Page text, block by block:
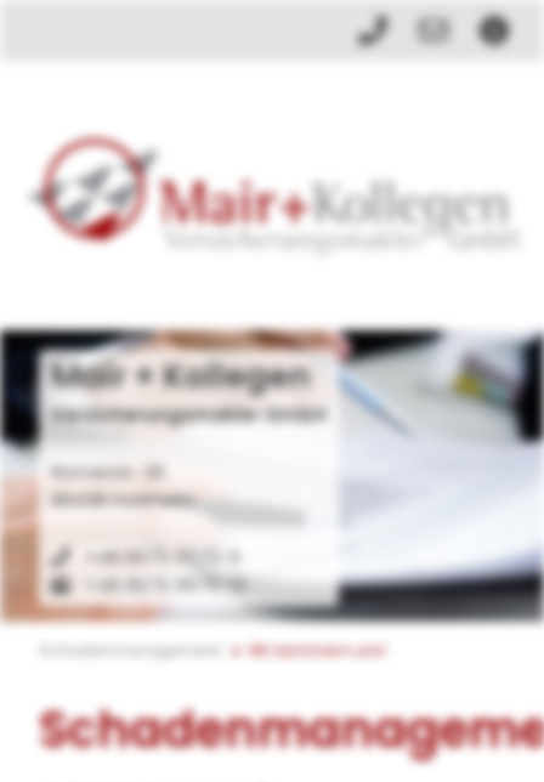
Mair + Kollegen
Versicherungsmakler GmbH
Römerstr. 30
89438 Holzheim
+49 9075 9570-0
+49 9075 9570-10
Wir kümmern uns!